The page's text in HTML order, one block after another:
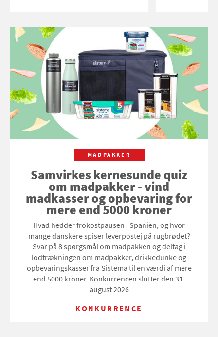
MADPAKKER
Samvirkes kernesunde quiz
om madpakker - vind
madkasser og opbevaring for
mere end 5000 kroner
Hvad hedder frokostpausen i Spanien, og hvor
mange danskere spiser leverpostej på rugbrødet?
Svar på 8 spørgsmål om madpakken og deltag i
lodtrækningen om madpakker, drikkedunke og
opbevaringskasser fra Sistema til en værdi af mere
end 5000 kroner. Konkurrencen slutter den 31.
august 2026
KONKURRENCE